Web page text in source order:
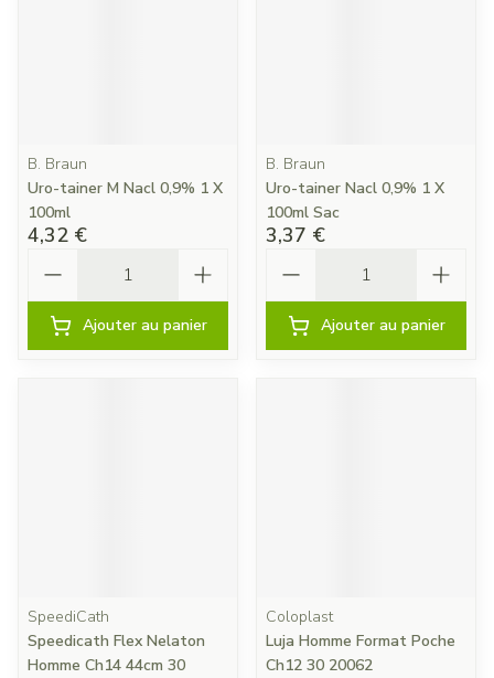
B. Braun
Uro-tainer M Nacl 0,9% 1 X
100ml
4,32 €
Ajouter au panier
B. Braun
Uro-tainer Nacl 0,9% 1 X
100ml Sac
3,37 €
Ajouter au panier
SpeediCath
Speedicath Flex Nelaton
Homme Ch14 44cm 30
Coloplast
Luja Homme Format Poche
Ch12 30 20062